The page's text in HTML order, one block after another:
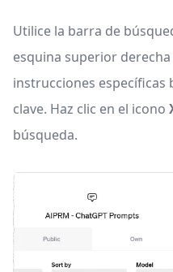
Utilice la barra de
esquina superior
instrucciones específicas
clave. Haz clic en el icono
búsqueda.